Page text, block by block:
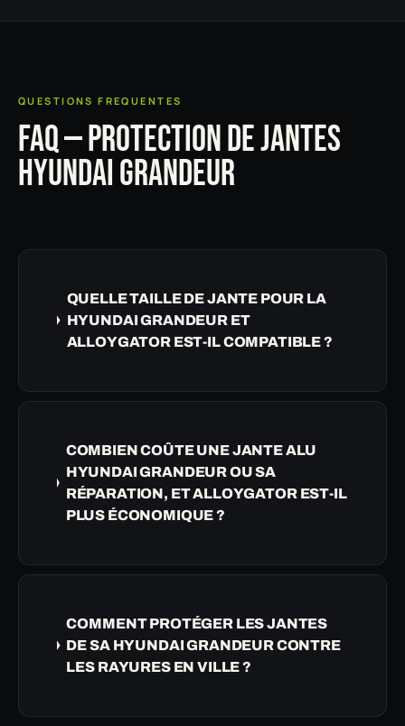
QUESTIONS FREQUENTES
FAQ — PROTECTION DE JANTES
HYUNDAI GRANDEUR
QUELLE TAILLE DE JANTE POUR LA
HYUNDAI GRANDEUR ET
ALLOYGATOR EST-IL COMPATIBLE ?
COMBIEN COÛTE UNE JANTE ALU
HYUNDAI GRANDEUR OU SA
RÉPARATION, ET ALLOYGATOR EST-IL
PLUS ÉCONOMIQUE ?
COMMENT PROTÉGER LES JANTES
DE SA HYUNDAI GRANDEUR CONTRE
LES RAYURES EN VILLE ?